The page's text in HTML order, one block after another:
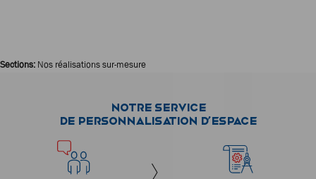
Sections: Nos réalisations sur-mesure
Notre service
de personnalisation d’espace